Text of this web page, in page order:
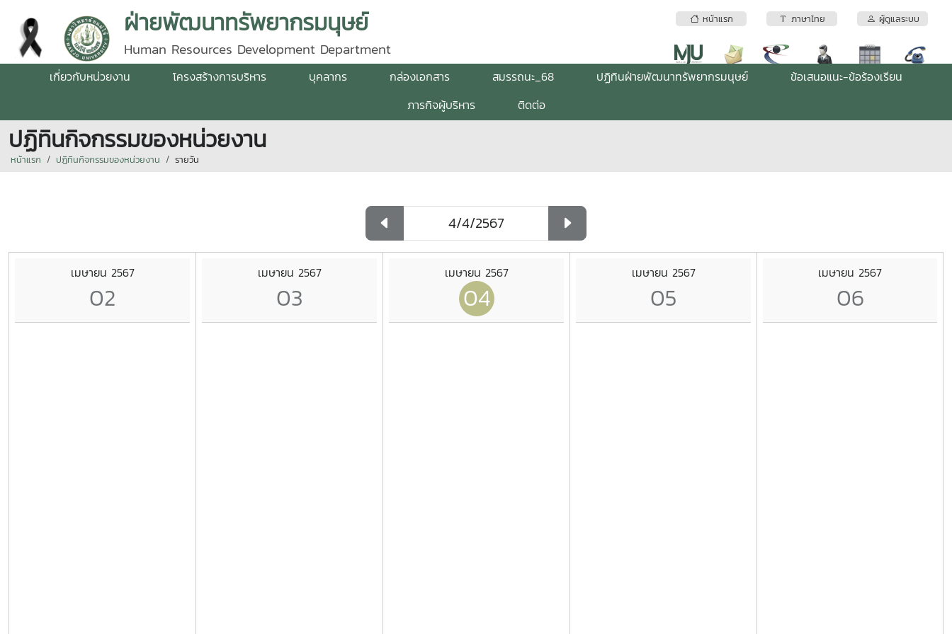
หน้าแรก ภาษาไทย ผู้ดูแลระบบ
ฝ่ายพัฒนาทรัพยากรมนุษย์
Human Resources Development Department
เกี่ยวกับหน่วยงาน โครงสร้างการบริหาร บุคลากร กล่องเอกสาร สมรรถนะ_68 ปฏิทินฝ่ายพัฒนาทรัพยากรมนุษย์
ข้อเสนอแนะ-ข้อร้องเรียน
ภารกิจผู้บริหาร
ติดต่อ
ปฏิทินกิจกรรมของหน่วยงาน
หน้าแรก ปฏิทินกิจกรรมของหน่วยงาน รายวัน
เมษายน 2567
02
เมษายน 2567
03
เมษายน 2567
04
เมษายน 2567
05
เมษายน 2567
06